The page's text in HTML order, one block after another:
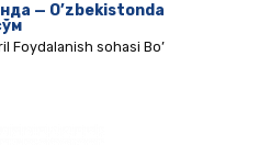
— O’zbekistonda
Foydalanish sohasi Bo’